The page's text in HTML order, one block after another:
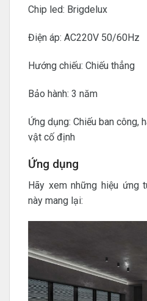
Chip led: Brigdelux
Điện áp: AC220V 50/60Hz
Hướng chiếu: Chiếu thẳng
Bảo hành: 3 năm
Ứng dụng: Chiếu ban công,
vật cố định
Ứng dụng
Hãy xem những hiệu ứng
này mang lại: